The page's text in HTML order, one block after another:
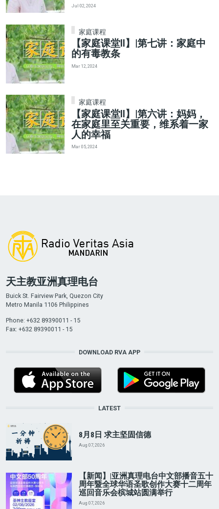
Jul 02, 2024
家庭课程
【家庭课堂II】|第七讲：家庭中
的有毒教条
Mar 12, 2024
家庭课程
【家庭课堂II】|第六讲：妈妈，
在家庭里至关重要，维系着一家
人的幸福
Mar 05, 2024
天主教亚洲真理电台
Buick St. Fairview Park, Quezon City
Metro Manila 1106 Philippines
Phone: +632 89390011 - 15
Fax: +632 89390011 - 15
DOWNLOAD RVA APP
LATEST
8月8日 求主坚固信德
Aug 07, 2026
【新闻】|亚洲真理电台中文部播音五十
周年暨全球华语圣歌创作大赛十二周年
巡回音乐会槟城站圆满举行
Aug 07, 2026